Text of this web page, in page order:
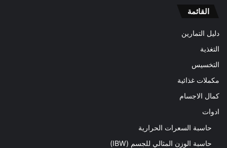
القائمة
دليل التمارين
التغذية
التخسيس
مكملات غذائية
كمال الاجسام
ادوات
حاسبة السعرات الحرارية
حاسبة الوزن المثالي للجسم (IBW)